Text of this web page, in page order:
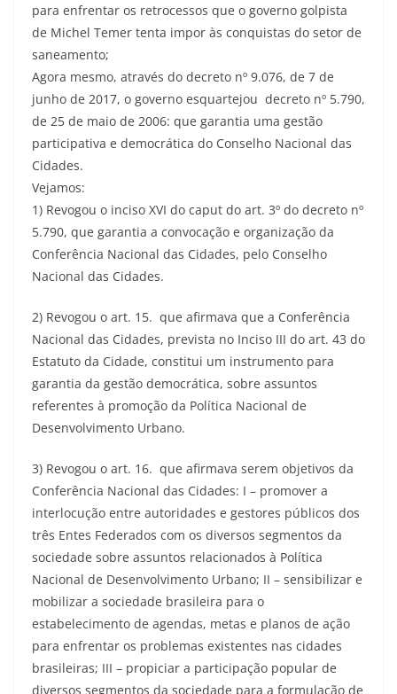
para enfrentar os retrocessos que o governo golpista
de Michel Temer tenta impor às conquistas do setor de
saneamento;
Agora mesmo, através do decreto nº 9.076, de 7 de
junho de 2017, o governo esquartejou decreto nº 5.790,
de 25 de maio de 2006: que garantia uma gestão
participativa e democrática do Conselho Nacional das
Cidades.
Vejamos:
1) Revogou o inciso XVI do caput do art. 3º do decreto nº
5.790, que garantia a convocação e organização da
Conferência Nacional das Cidades, pelo Conselho
Nacional das Cidades.
2) Revogou o art. 15. que afirmava que a Conferência
Nacional das Cidades, prevista no Inciso III do art. 43 do
Estatuto da Cidade, constitui um instrumento para
garantia da gestão democrática, sobre assuntos
referentes à promoção da Política Nacional de
Desenvolvimento Urbano.
3) Revogou o art. 16. que afirmava serem objetivos da
Conferência Nacional das Cidades: I – promover a
interlocução entre autoridades e gestores públicos dos
três Entes Federados com os diversos segmentos da
sociedade sobre assuntos relacionados à Política
Nacional de Desenvolvimento Urbano; II – sensibilizar e
mobilizar a sociedade brasileira para o
estabelecimento de agendas, metas e planos de ação
para enfrentar os problemas existentes nas cidades
brasileiras; III – propiciar a participação popular de
diversos segmentos da sociedade para a formulação de